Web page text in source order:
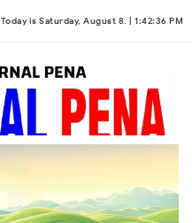
Today is Saturday, August 8. | 1:42:36 PM